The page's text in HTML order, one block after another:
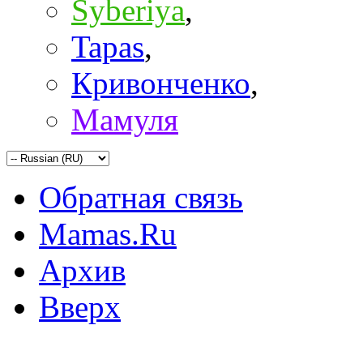
Syberiya,
Tapas,
Кривонченко,
Мамуля
Обратная связь
Mamas.Ru
Архив
Вверх